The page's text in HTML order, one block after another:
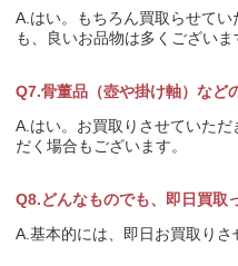
A.はい。もちろん買取らせて
も、良いお品物は多くございま
Q7.骨董品（壺や掛け軸）など
A.はい。お買取りさせていた
だく場合もございます。
Q8.どんなものでも、即日買取
A.基本的には、即日お買取りさ